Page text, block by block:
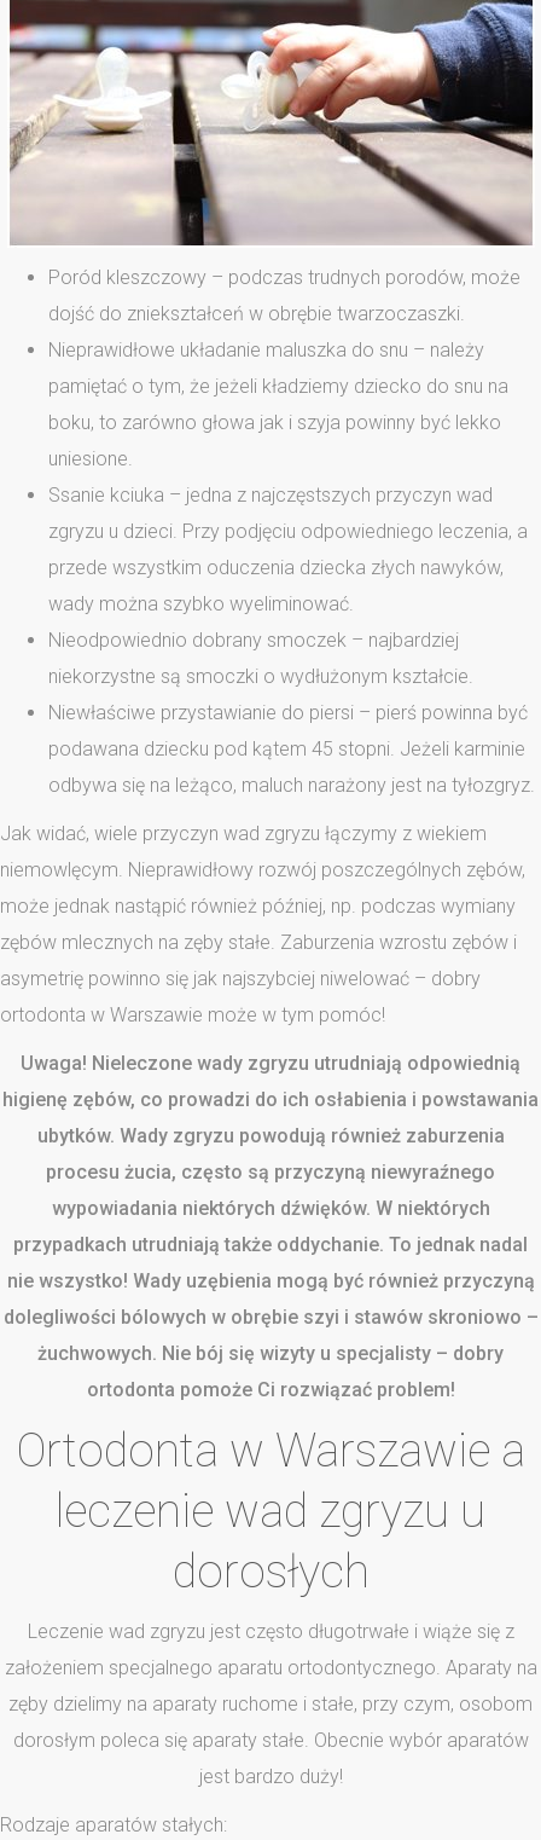
Poród kleszczowy – podczas trudnych porodów, może
dojść do zniekształceń w obrębie twarzoczaszki.
Nieprawidłowe układanie maluszka do snu – należy
pamiętać o tym, że jeżeli kładziemy dziecko do snu na
boku, to zarówno głowa jak i szyja powinny być lekko
uniesione.
Ssanie kciuka – jedna z najczęstszych przyczyn wad
zgryzu u dzieci. Przy podjęciu odpowiedniego leczenia, a
przede wszystkim oduczenia dziecka złych nawyków,
wady można szybko wyeliminować.
Nieodpowiednio dobrany smoczek – najbardziej
niekorzystne są smoczki o wydłużonym kształcie.
Niewłaściwe przystawianie do piersi – pierś powinna być
podawana dziecku pod kątem 45 stopni. Jeżeli karminie
odbywa się na leżąco, maluch narażony jest na tyłozgryz.
Jak widać, wiele przyczyn wad zgryzu łączymy z wiekiem
niemowlęcym. Nieprawidłowy rozwój poszczególnych zębów,
może jednak nastąpić również później, np. podczas wymiany
zębów mlecznych na zęby stałe. Zaburzenia wzrostu zębów i
asymetrię powinno się jak najszybciej niwelować – dobry
ortodonta w Warszawie może w tym pomóc!
Uwaga! Nieleczone wady zgryzu utrudniają odpowiednią
higienę zębów, co prowadzi do ich osłabienia i powstawania
ubytków. Wady zgryzu powodują również zaburzenia
procesu żucia, często są przyczyną niewyraźnego
wypowiadania niektórych dźwięków. W niektórych
przypadkach utrudniają także oddychanie. To jednak nadal
nie wszystko! Wady uzębienia mogą być również przyczyną
dolegliwości bólowych w obrębie szyi i stawów skroniowo –
żuchwowych. Nie bój się wizyty u specjalisty – dobry
ortodonta pomoże Ci rozwiązać problem!
Ortodonta w Warszawie a
leczenie wad zgryzu u
dorosłych
Leczenie wad zgryzu jest często długotrwałe i wiąże się z
założeniem specjalnego aparatu ortodontycznego. Aparaty na
zęby dzielimy na aparaty ruchome i stałe, przy czym, osobom
dorosłym poleca się aparaty stałe. Obecnie wybór aparatów
jest bardzo duży!
Rodzaje aparatów stałych: